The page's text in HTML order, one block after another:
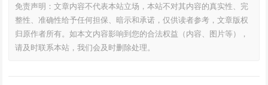
免责声明：文章内容不代表本站立场，本站不对其内容的真实性、完
整性、准确性给予任何担保、暗示和承诺，仅供读者参考，文章版权
归原作者所有。如本文内容影响到您的合法权益（内容、图片等），
请及时联系本站，我们会及时删除处理。